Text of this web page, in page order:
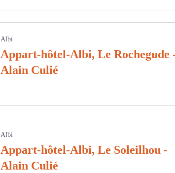
Albi
Appart-hôtel-Albi, Le Rochegude
Alain Culié
Albi
Appart-hôtel-Albi, Le Soleilhou -
Alain Culié